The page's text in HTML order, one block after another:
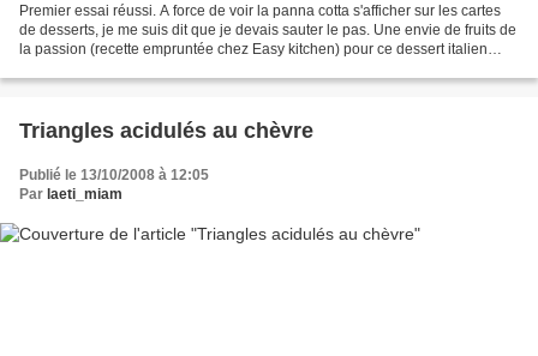
Premier essai réussi. A force de voir la panna cotta s'afficher sur les cartes
de desserts, je me suis dit que je devais sauter le pas. Une envie de fruits de
la passion (recette empruntée chez Easy kitchen) pour ce dessert italien
Triangles acidulés au chèvre
Publié le 13/10/2008 à 12:05
Par laeti_miam